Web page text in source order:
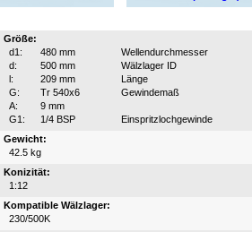
Größe:
d1:
480 mm
Wellendurchmesser
d:
500 mm
Wälzlager ID
l:
209 mm
Länge
G:
Tr 540x6
Gewindemaß
A:
9 mm
G1:
1/4 BSP
Einspritzlochgewinde
Gewicht:
42.5 kg
Konizität:
1:12
Kompatible Wälzlager:
230/500K